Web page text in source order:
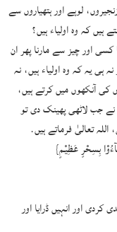
لوہے اور ہتھیاروں سے
ہیں کہ وہ اولیاء ہیں؟
اور چیز سے مارنا پھر ان
ہی یہ کہ وہ اولیاء ہیں، نہ
آنکھوں میں کرتے ہیں،
نے جب لاٹھی پھینک دی تو
تعالیٰ فرماتے ہیں.
بِسِحْرٍ عَظِيْـمٍ}
اور انہیں ڈرایا اور